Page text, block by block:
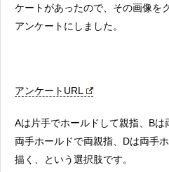
ケートがあったので、その画像を
アンケートにしました。
アンケートURL
Aは片手でホールドして親指、B
両手ホールドで両親指、Dは両手
描く、という選択肢です。